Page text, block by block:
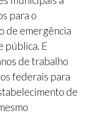
para o
de emergência
pública. E
de trabalho
federais para
de